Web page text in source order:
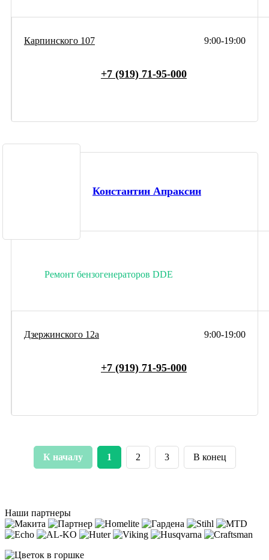
9:00-19:00
Карпинского 107
+7 (919) 71-95-000
Константин Апраксин
Ремонт бензогенераторов DDE
9:00-19:00
Дзержинского 12а
+7 (919) 71-95-000
К началу 1 2 3 В конец
Наши партнеры